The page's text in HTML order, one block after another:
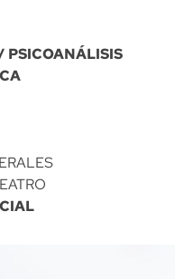
PSICOANÁLISIS